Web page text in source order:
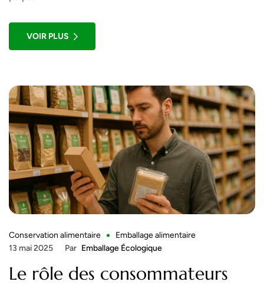
VOIR PLUS
13 mai 2025
Conservation alimentaire
Emballage alimentaire
Par Emballage Écologique
Le rôle des consommateurs